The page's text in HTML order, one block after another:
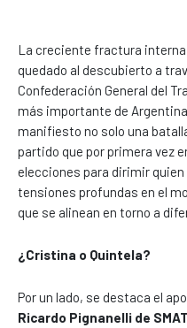
La creciente fractura
quedado al descubierto a
Confederación General del
más importante de
manifiesto no solo una
partido que por primera vez
elecciones para dirimir
tensiones profundas en el
que se alinean en torno a
¿Cristina o Quintela?
Por un lado, se destaca el
Ricardo Pignanelli de